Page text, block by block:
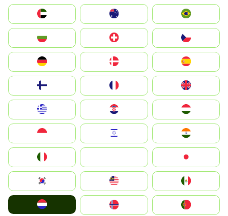
الإمارات العربية المتحدة
Switzerland
Deutschland
United Kingdom
Magyarország
South Korea